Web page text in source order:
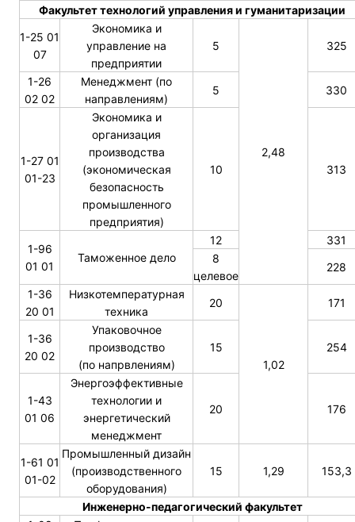
Факультет технологий управления и гуманитаризации
1-25 01
07
Экономика и
управление на
предприятии
5
2,48
325
1-26
02 02
Менеджмент (по
направлениям)
5 330
1-27 01
01-23
Экономика и
организация
производства
(экономическая
безопасность
промышленного
предприятия)
10 313
1-96
01 01
Таможенное дело
12
331
8
целевое
228
1-36
20 01
Низкотемпературная
техника
20
1,02
171
1-36
20 02
Упаковочное
производство
(по напрвлениям)
15 254
1-43
01 06
Энергоэффективные
технологии и
энергетический
менеджмент
20 176
1-61 01
01-02
Промышленный дизайн
(производственного
оборудования)
15 1,29 153,3
Инженерно-педагогический факультет